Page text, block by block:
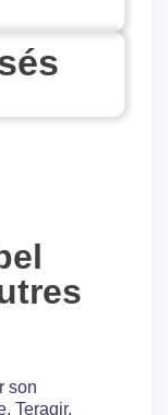
son
Teragir,